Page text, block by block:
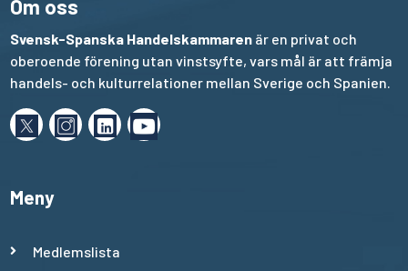
Om oss
Svensk-Spanska Handelskammaren är en privat och
oberoende förening utan vinstsyfte, vars mål är att främja
handels- och kulturrelationer mellan Sverige och Spanien.
Meny
Medlemslista